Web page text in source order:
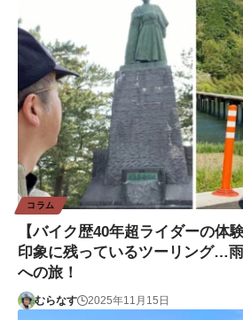
コラム
【バイク歴40年超ライダーの体
印象に残っているツーリング…
への旅！
むらなす 2025年11月15日